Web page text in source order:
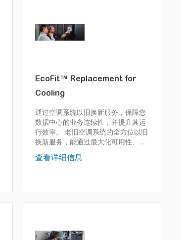
EcoFit™ Replacement for
Cooling
通过空调系统以旧换新服务，保障您
数据中心的业务连续性，并提升其运
行效率。
老旧空调系统的全方位以旧
换新服务，能通过最大化可用性、提
升效率并降低能耗，助力您的数据中
心发挥峰值性能。借助升级后的空调
查看详细信息